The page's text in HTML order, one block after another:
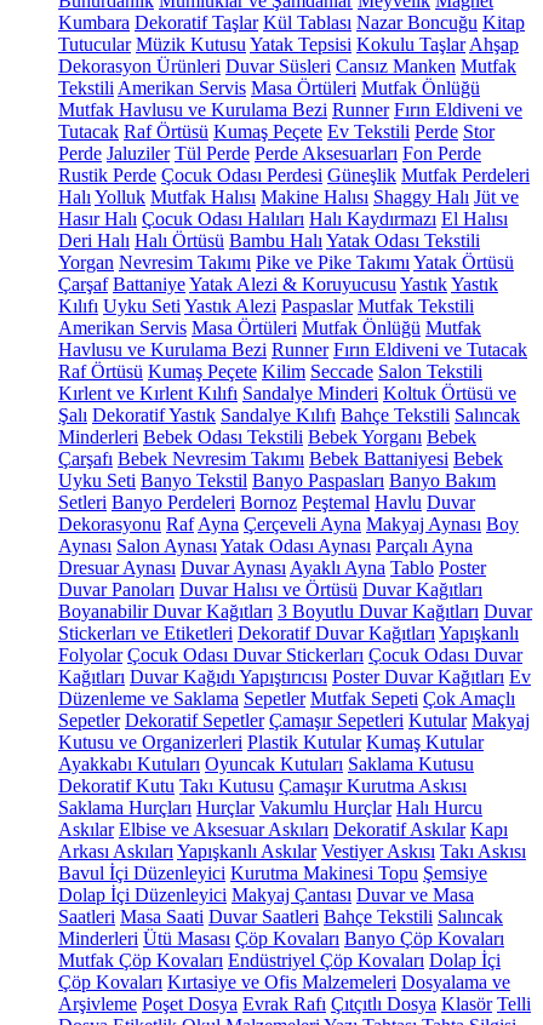
Kumbara Dekoratif Taşlar Kül Tablası Nazar Boncuğu Kitap
Tutucular Müzik Kutusu Yatak Tepsisi Kokulu Taşlar Ahşap
Dekorasyon Ürünleri Duvar Süsleri Cansız Manken Mutfak
Tekstili Amerikan Servis Masa Örtüleri Mutfak Önlüğü
Mutfak Havlusu ve Kurulama Bezi Runner Fırın Eldiveni ve
Tutacak Raf Örtüsü Kumaş Peçete Ev Tekstili Perde Stor
Perde Jaluziler Tül Perde Perde Aksesuarları Fon Perde
Rustik Perde Çocuk Odası Perdesi Güneşlik Mutfak Perdeleri
Halı Yolluk Mutfak Halısı Makine Halısı Shaggy Halı Jüt ve
Hasır Halı Çocuk Odası Halıları Halı Kaydırmazı El Halısı
Deri Halı Halı Örtüsü Bambu Halı Yatak Odası Tekstili
Yorgan Nevresim Takımı Pike ve Pike Takımı Yatak Örtüsü
Çarşaf BattaniyeYatak Alezi & Koruyucusu YastıkYastık
Kılıfı Uyku Seti Yastık Alezi Paspaslar Mutfak Tekstili
Amerikan Servis Masa Örtüleri Mutfak Önlüğü Mutfak
Havlusu ve Kurulama Bezi Runner Fırın Eldiveni ve Tutacak
Raf Örtüsü Kumaş Peçete Kilim Seccade Salon Tekstili
Kırlent ve Kırlent Kılıfı Sandalye Minderi Koltuk Örtüsü ve
Şalı Dekoratif Yastık Sandalye Kılıfı Bahçe Tekstili Salıncak
Minderleri Bebek Odası Tekstili Bebek Yorganı Bebek
Çarşafı Bebek Nevresim Takımı Bebek Battaniyesi Bebek
Uyku Seti Banyo Tekstil Banyo Paspasları Banyo Bakım
Setleri Banyo Perdeleri Bornoz Peştemal Havlu Duvar
Dekorasyonu Raf Ayna Çerçeveli Ayna Makyaj Aynası Boy
Aynası Salon Aynası Yatak Odası Aynası Parçalı Ayna
Dresuar Aynası Duvar Aynası Ayaklı Ayna Tablo Poster
Duvar Panoları Duvar Halısı ve Örtüsü Duvar Kağıtları
Boyanabilir Duvar Kağıtları 3 Boyutlu Duvar Kağıtları Duvar
Stickerları ve Etiketleri Dekoratif Duvar Kağıtları Yapışkanlı
Folyolar Çocuk Odası Duvar Stickerları Çocuk Odası Duvar
Kağıtları Duvar Kağıdı Yapıştırıcısı Poster Duvar Kağıtları Ev
Düzenleme ve Saklama Sepetler Mutfak Sepeti Çok Amaçlı
Sepetler Dekoratif Sepetler Çamaşır Sepetleri Kutular Makyaj
Kutusu ve Organizerleri Plastik Kutular Kumaş Kutular
Ayakkabı Kutuları Oyuncak Kutuları Saklama Kutusu
Dekoratif Kutu Takı Kutusu Çamaşır Kurutma Askısı
Saklama Hurçları Hurçlar Vakumlu Hurçlar Halı Hurcu
Askılar Elbise ve Aksesuar Askıları Dekoratif Askılar Kapı
Arkası Askıları Yapışkanlı Askılar Vestiyer Askısı Takı Askısı
Bavul İçi Düzenleyici Kurutma Makinesi Topu Şemsiye
Dolap İçi Düzenleyici Makyaj Çantası Duvar ve Masa
Saatleri Masa Saati Duvar Saatleri Bahçe Tekstili Salıncak
Minderleri Ütü Masası Çöp Kovaları Banyo Çöp Kovaları
Mutfak Çöp Kovaları Endüstriyel Çöp Kovaları Dolap İçi
Çöp Kovaları Kırtasiye ve Ofis Malzemeleri Dosyalama ve
Arşivleme Poşet Dosya Evrak Rafı Çıtçıtlı Dosya Klasör Telli